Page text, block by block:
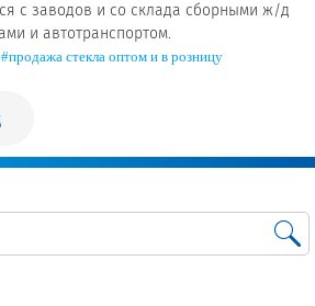
с заводов и со склада сборными ж/д
и автотранспортом.
#продажа стекла оптом и в розницу